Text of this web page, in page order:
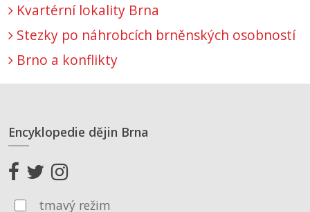
Kvartérní lokality Brna
Stezky po náhrobcích brněnských osobností
Brno a konflikty
Encyklopedie dějin Brna
tmavý režim